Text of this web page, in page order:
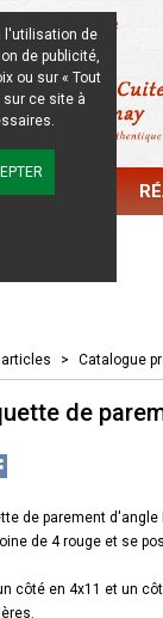
l'Authentique
> Catalogue
de
de parement
de 4 rouge et se
côté en 4x11 et un
l'utilisation de
de publicité,
ou sur « Tout
ce site à